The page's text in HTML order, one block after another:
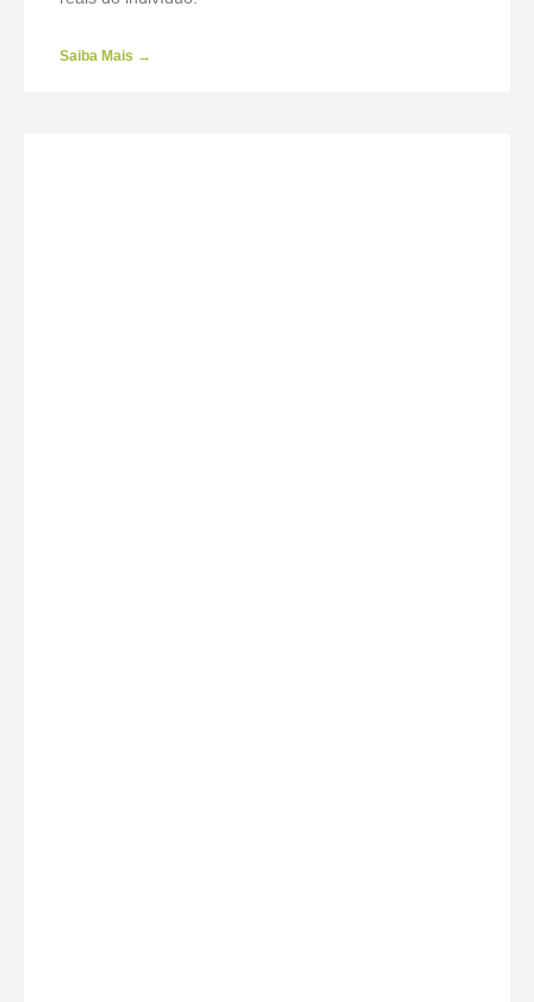
Saiba Mais →